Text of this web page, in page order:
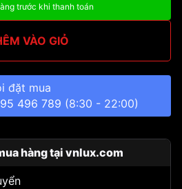
trước khi thanh toán
VÀO GIỎ
đặt mua
496 789 (8:30 - 22:00)
hàng tại vnlux.com